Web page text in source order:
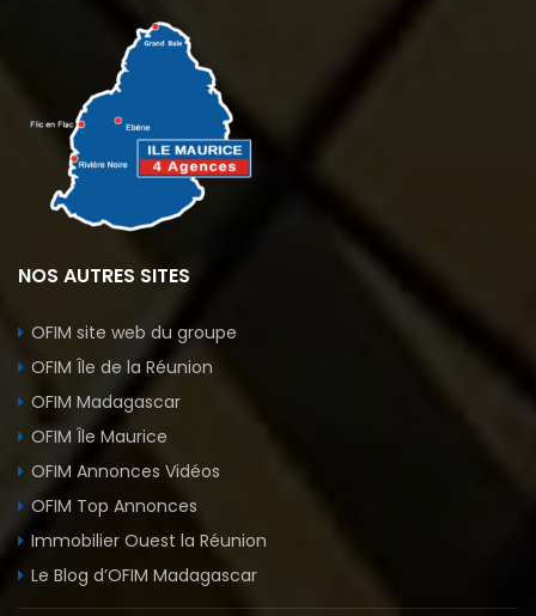
NOS AUTRES SITES
OFIM site web du groupe
OFIM Île de la Réunion
OFIM Madagascar
OFIM Île Maurice
OFIM Annonces Vidéos
OFIM Top Annonces
Immobilier Ouest la Réunion
Le Blog d’OFIM Madagascar